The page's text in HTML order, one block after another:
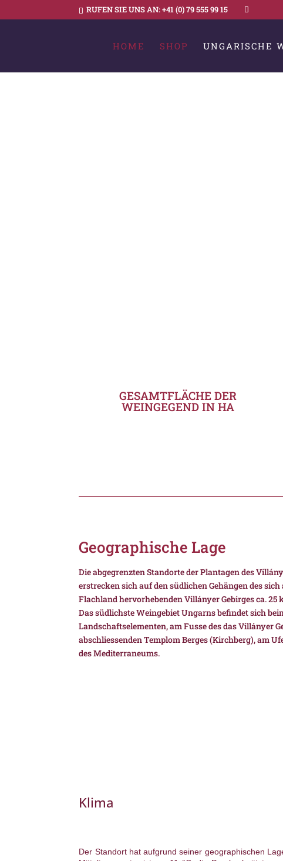
RUFEN SIE UNS AN:+41 (0) 79 555 99 15
HOME SHOP UNGARISCHE
GESAMTFLÄCHE DER
WEINGEGEND IN HA
Geographische Lage
Die abgegrenzten Standorte der Plantagen des
erstrecken sich auf den südlichen Gehängen des
Flachland hervorhebenden Villányer Gebirges ca. 25
Das südlichste Weingebiet Ungarns befindet sich
Landschaftselementen, am Fusse des das Villányer
abschliessenden Templom Berges (Kirchberg), am
des Mediterraneums.
Klima
Der Standort hat aufgrund seiner geographischen